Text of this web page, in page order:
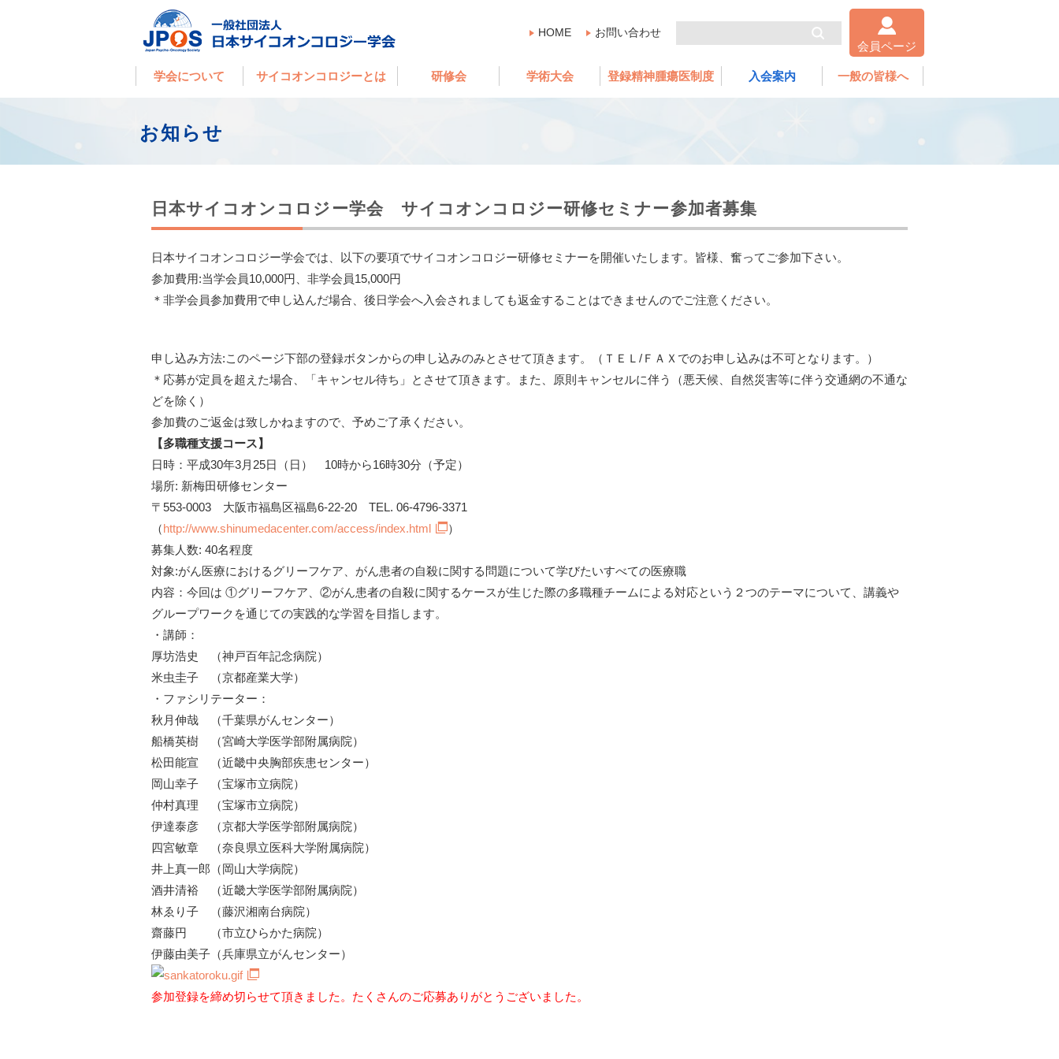
HOME お問い合わせ
会員ページ
学会について サイコオンコロジーとは 研修会 学術大会 登録精神腫瘍医制度 入会案内 一般の皆様へ
お知らせ
日本サイコオンコロジー学会 サイコオンコロジー研修セミナー参加者募集
日本サイコオンコロジー学会では、以下の要項でサイコオンコロジー研修セミナーを開催いたします。皆様、奮ってご参加下さい。
参加費用:当学会員10,000円、非学会員15,000円
＊非学会員参加費用で申し込んだ場合、後日学会へ入会されましても返金することはできませんのでご注意ください。
申し込み方法:このページ下部の登録ボタンからの申し込みのみとさせて頂きます。（ＴＥＬ/ＦＡＸでのお申し込みは不可となります。）
＊応募が定員を超えた場合、「キャンセル待ち」とさせて頂きます。また、原則キャンセルに伴う（悪天候、自然災害等に伴う交通網の不通な
どを除く）
参加費のご返金は致しかねますので、予めご了承ください。
【多職種支援コース】
日時：平成30年3月25日（日） 10時から16時30分（予定）
場所: 新梅田研修センター
〒553-0003 大阪市福島区福島6-22-20 TEL. 06-4796-3371
（http://www.shinumedacenter.com/access/index.html
）
募集人数: 40名程度
対象:がん医療におけるグリーフケア、がん患者の自殺に関する問題について学びたいすべての医療職
内容：今回は ①グリーフケア、②がん患者の自殺に関するケースが生じた際の多職種チームによる対応という２つのテーマについて、講義や
グループワークを通じての実践的な学習を目指します。
・講師：
厚坊浩史 （神戸百年記念病院）
米虫圭子 （京都産業大学）
・ファシリテーター：
秋月伸哉 （千葉県がんセンター）
船橋英樹 （宮崎大学医学部附属病院）
松田能宣 （近畿中央胸部疾患センター）
岡山幸子 （宝塚市立病院）
仲村真理 （宝塚市立病院）
伊達泰彦 （京都大学医学部附属病院）
四宮敏章 （奈良県立医科大学附属病院）
井上真一郎（岡山大学病院）
酒井清裕 （近畿大学医学部附属病院）
林ゑり子 （藤沢湘南台病院）
齋藤円 （市立ひらかた病院）
伊藤由美子（兵庫県立がんセンター）
参加登録を締め切らせて頂きました。たくさんのご応募ありがとうございました。